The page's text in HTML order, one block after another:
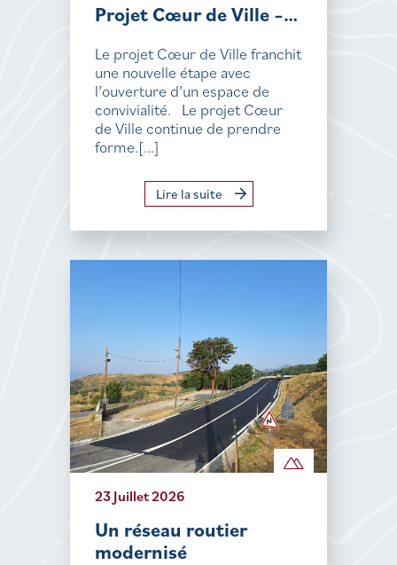
Projet Cœur de Ville –…
Le projet Cœur de Ville franchit
une nouvelle étape avec
l’ouverture d’un espace de
convivialité. Le projet Cœur
de Ville continue de prendre
forme.[...]
Lire la suite
23 Juillet 2026
Un réseau routier
modernisé